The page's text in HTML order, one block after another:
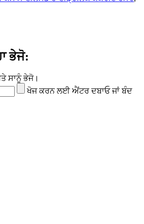
ਭੇਜੋ:
ਸਾਨੂੰ ਭੇਜੋ।
ਖੋਜ ਕਰਨ ਲਈ ਐਂਟਰ ਦਬਾਓ ਜਾਂ ਬੰਦ